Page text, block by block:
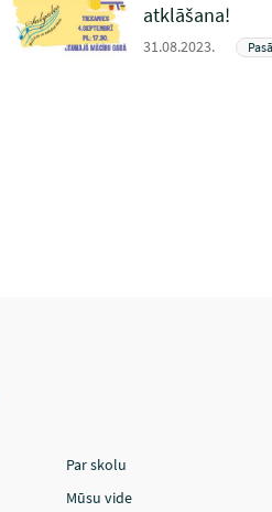
atklāšana!
31.08.2023.
Par skolu
Mūsu vide